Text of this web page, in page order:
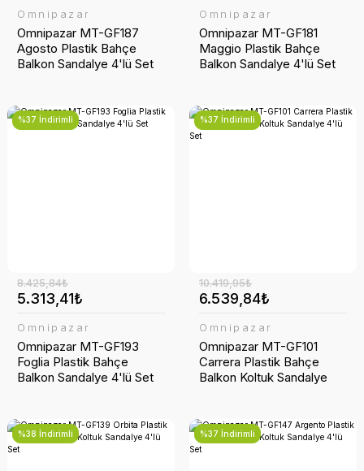
Omnipazar
Omnipazar MT-GF187
Agosto Plastik Bahçe
Balkon Sandalye 4'lü Set
Omnipazar
Omnipazar MT-GF181
Maggio Plastik Bahçe
Balkon Sandalye 4'lü Set
%37 İndirimli
5.313,41₺
8.425,84₺
Omnipazar
Omnipazar MT-GF193
Foglia Plastik Bahçe
Balkon Sandalye 4'lü Set
%37 İndirimli
6.539,84₺
10.419,95₺
Omnipazar
Omnipazar MT-GF101
Carrera Plastik Bahçe
Balkon Koltuk Sandalye
%38 İndirimli %37 İndirimli